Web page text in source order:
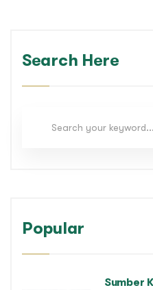
Search Here
Popular
Sumber